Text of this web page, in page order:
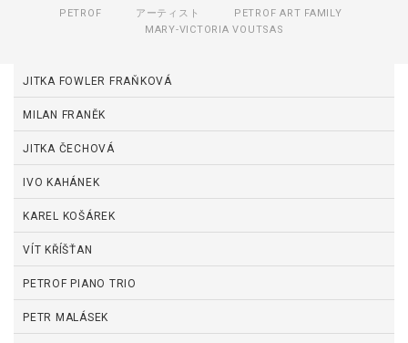
PETROF アーティスト
PETROF ART FAMILY
MARY-VICTORIA VOUTSAS
JITKA FOWLER FRAŇKOVÁ
MILAN FRANĚK
JITKA ČECHOVÁ
IVO KAHÁNEK
KAREL KOŠÁREK
VÍT KŘÍŠŤAN
PETROF PIANO TRIO
PETR MALÁSEK